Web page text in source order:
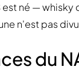
est né — whisky
n'est pas
du